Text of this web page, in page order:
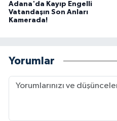
Adana'da Kayıp Engelli
Vatandaşın Son Anları
Kamerada!
Yorumlar